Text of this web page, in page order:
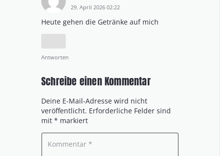
29. April 2026 02:22
Heute gehen die Getränke auf mich
Antworten
Schreibe einen Kommentar
Deine E-Mail-Adresse wird nicht
veröffentlicht. Erforderliche Felder sind
mit * markiert